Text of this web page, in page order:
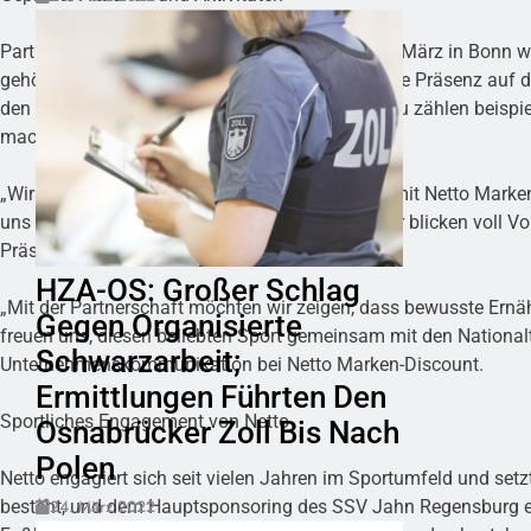
HZA-OS: Großer Schlag
Gegen Organisierte
Schwarzarbeit;
Ermittlungen Führten Den
Osnabrücker Zoll Bis Nach
Polen
24. März 2022
Partnerschafts-Auftakt beim Länderspiel: Am 1. März in Bonn
gehörten unter anderem Ticketverlosungen sowie Präsenz
den digitalen Kanälen sowie in den Filialen. Dazu zählen
machen.
„Wir freuen uns sehr über die Zusammenarbeit mit Netto
uns an vielen Stellen stark unterstützen wird. Wir blicken voll
Präsident Ingo Weiss.
„Mit der Partnerschaft möchten wir zeigen, dass bewusste
freuen uns, diesen beliebten Sport gemeinsam mit den
Unternehmenskommunikation bei Netto Marken-Discount.
Sportliches Engagement von Netto
Netto engagiert sich seit vielen Jahren im Sportumfeld und
besteht, und dem Hauptsponsoring des SSV Jahn